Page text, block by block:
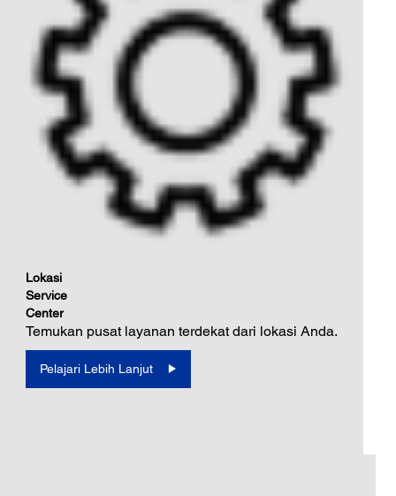
Lokasi
Service
Center
Temukan pusat layanan terdekat dari lokasi Anda.
Pelajari Lebih Lanjut